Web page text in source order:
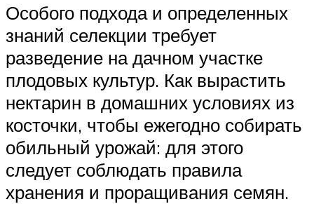
Особого подхода и определенных
знаний селекции требует
разведение на дачном участке
плодовых культур. Как вырастить
нектарин в домашних условиях из
косточки, чтобы ежегодно собирать
обильный урожай: для этого
следует соблюдать правила
хранения и проращивания семян.